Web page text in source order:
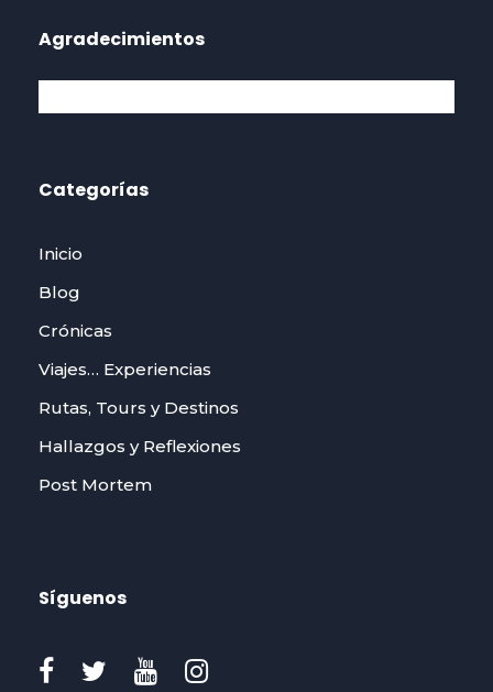
Agradecimientos
Categorías
Inicio
Blog
Crónicas
Viajes… Experiencias
Rutas, Tours y Destinos
Hallazgos y Reflexiones
Post Mortem
Síguenos